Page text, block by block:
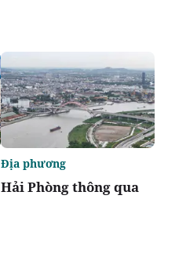
Hải Phòng thông qua
Địa phương